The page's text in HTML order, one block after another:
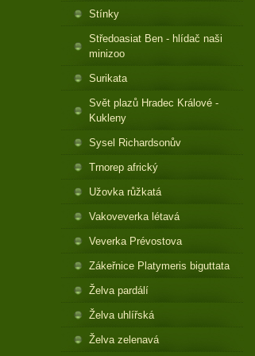
Stínky
Středoasiat Ben - hlídač naši
minizoo
Surikata
Svět plazů Hradec Králové -
Kukleny
Sysel Richardsonův
Trnorep africký
Užovka růžkatá
Vakoveverka létavá
Veverka Prévostova
Zákeřnice Platymeris biguttata
Želva pardálí
Želva uhlířská
Želva zelenavá